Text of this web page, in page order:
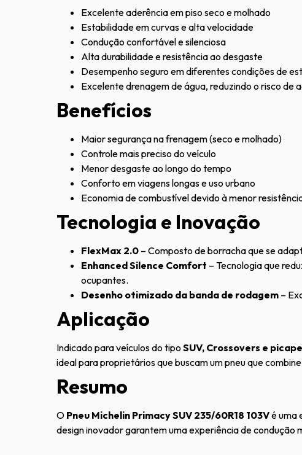
Excelente aderência em piso seco e molhado
Estabilidade em curvas e alta velocidade
Condução confortável e silenciosa
Alta durabilidade e resistência ao desgaste
Desempenho seguro em diferentes condições de
Excelente drenagem de água, reduzindo o risco de
Benefícios
Maior segurança na frenagem (seco e molhado)
Controle mais preciso do veículo
Menor desgaste ao longo do tempo
Conforto em viagens longas e uso urbano
Economia de combustível devido à menor
Tecnologia e Inovação
FlexMax 2.0 – Composto de borracha que se
Enhanced Silence Comfort – Tecnologia que
ocupantes.
Desenho otimizado da banda de rodagem –
Aplicação
Indicado para veículos do tipo SUV, Crossovers e
ideal para proprietários que buscam um pneu que
Resumo
O Pneu Michelin Primacy SUV 235/60R18 103Vé uma
design inovador garantem uma experiência de condução